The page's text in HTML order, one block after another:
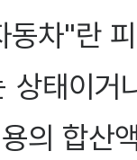
차"란
태이거
의 합산